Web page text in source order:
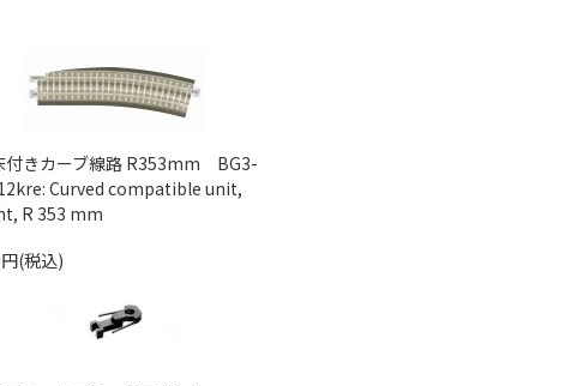
付きカーブ線路 R353mm BG3-
Curved compatible unit,
R 353 mm
(税込)